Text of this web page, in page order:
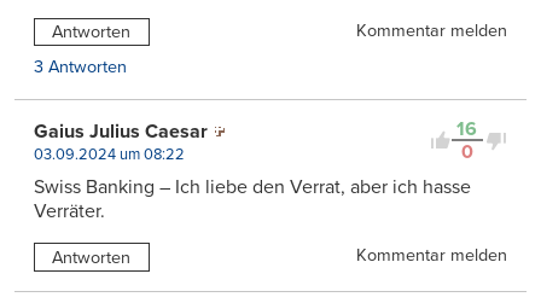
Antworten
Kommentar melden
3 Antworten
16
0
Gaius Julius Caesar
03.09.2024 um 08:22
Swiss Banking – Ich liebe den Verrat, aber ich hasse
Verräter.
Antworten Kommentar melden